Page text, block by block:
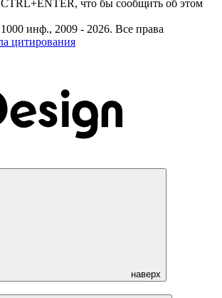
что бы сообщить об этом
инф., 2009 - 2026. Все права
цитирования
наверх